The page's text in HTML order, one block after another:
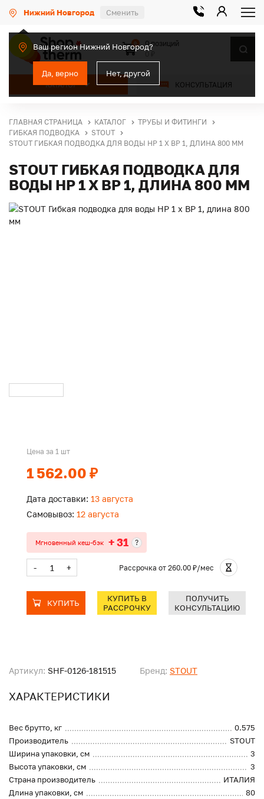
Нижний Новгород Сменить
Ваш регион Нижний Новгород?
Да, верно Нет, другой
КАТАЛОГ КОНСУЛЬТАЦИЯ
0
0 позиций
ГЛАВНАЯ СТРАНИЦА КАТАЛОГ
ТРУБЫ И ФИТИНГИ
ГИБКАЯ ПОДВОДКА
STOUT
STOUT ГИБКАЯ ПОДВОДКА ДЛЯ ВОДЫ НР 1 Х ВР 1, ДЛИНА 800 ММ
STOUT ГИБКАЯ ПОДВОДКА ДЛЯ
ВОДЫ НР 1 Х ВР 1, ДЛИНА 800 ММ
Артикул: SHF-0126-181515 Бренд: STOUT
ХАРАКТЕРИСТИКИ
Вес брутто, кг
0.575
Производитель
STOUT
Ширина упаковки, см
3
Высота упаковки, см
3
Страна производитель
ИТАЛИЯ
Длина упаковки, см
80
Цена за 1 шт
1 562.00 ₽
Дата доставки: 13 августа
Самовывоз: 12 августа
Мгновенный кеш-бэк + 31 ?
- + Рассрочка от 260.00 ₽/мес
КУПИТЬ
КУПИТЬ В
РАССРОЧКУ
ПОЛУЧИТЬ
КОНСУЛЬТАЦИЮ